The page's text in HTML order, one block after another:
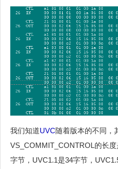
我们知道UVC随着版本的不同，
VS_COMMIT_CONTROL的长
字节，UVC1.1是34字节，